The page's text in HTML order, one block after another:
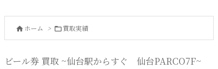
 ホーム > 買取実績
ビール券 買取 ~仙台駅からすぐ 仙台PARCO7F~